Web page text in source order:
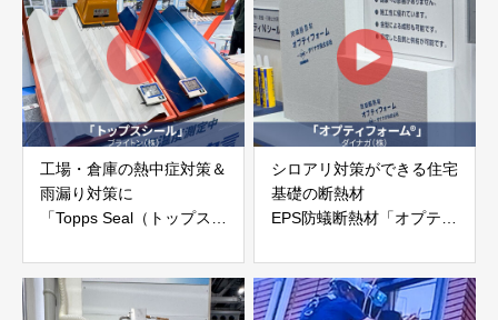
工場・倉庫の熱中症対策＆
雨漏り対策に
「Topps Seal（トップスシ
ブライトン株式会社
シロアリ対策ができる住宅
基礎の断熱材
EPS防蟻断熱材「オプティ
ダイナガ株式会社